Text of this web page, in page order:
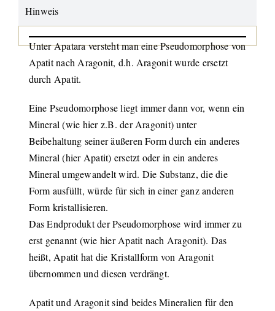
Hinweis
Unter Apatara versteht man eine Pseudomorphose von
Apatit nach Aragonit, d.h. Aragonit wurde ersetzt
durch Apatit.
Eine Pseudomorphose liegt immer dann vor, wenn ein
Mineral (wie hier z.B. der Aragonit) unter
Beibehaltung seiner äußeren Form durch ein anderes
Mineral (hier Apatit) ersetzt oder in ein anderes
Mineral umgewandelt wird. Die Substanz, die die
Form ausfüllt, würde für sich in einer ganz anderen
Form kristallisieren.
Das Endprodukt der Pseudomorphose wird immer zu
erst genannt (wie hier Apatit nach Aragonit). Das
heißt, Apatit hat die Kristallform von Aragonit
übernommen und diesen verdrängt.
Apatit und Aragonit sind beides Mineralien für den